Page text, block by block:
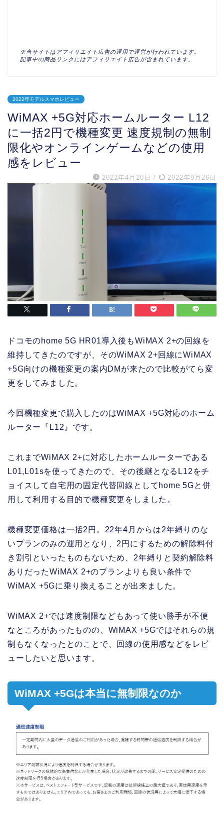
※当サイトはアフィリエイト広告の運用で運営が行われています。
記事中の商品リンクにはアフィリエイト広告が含まれています。
2022年モデルスマホレビュー
WiMAX +5G対応ホームルーター L12
に一括2円で機種変更 速度規制の無制
限化やオンラインゲームなどの使用
感をレビュー
2022年4月20日 / 2022年9月26日
ドコモのhome 5G HR01導入後もWiMAX 2+の回線を
維持してきたのですが、そのWiMAX 2+回線にWiMAX
+5G向けの機種変更の案内DMが来たので比較がてら変
更をしてみました。
今回機種変更で購入したのはWiMAX +5G対応のホーム
ルーター『L12』です。
これまでWiMAX 2+に対応したホームルーターである
L01,L01sを使ってきたので、その後継となるL12をチ
ョイスして自宅用の固定代替回線としてhome 5Gと併
用して利用する目的で機種変更をしました。
機種変更価格は一括2円。22年4月からは2年縛りのな
いプランのみの運用となり、2円にするための解除料付
き割引といったものもないため、2年縛りと契約解除料
ありだったWiMAX 2+のプランよりも良い条件で
WiMAX +5Gに乗り換えることが出来ました。
WiMAX 2+では速度制限などもあって使い勝手が不便
なところがあったものの、WiMAX +5Gではそれらの規
制もなくなったとのことで、回線の使用感などをレビ
ューしたいと思います。
WiMAX +5Gは本当に無制限なのか